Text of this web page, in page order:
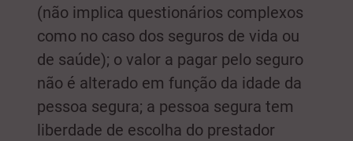
(não implica questionários complexos
como no caso dos seguros de vida ou
de saúde); o valor a pagar pelo seguro
não é alterado em função da idade da
pessoa segura; a pessoa segura tem
liberdade de escolha do prestador